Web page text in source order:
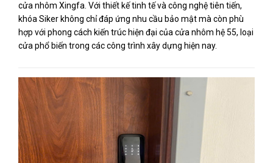
cửa nhôm Xingfa. Với thiết kế tinh tế và công nghệ tiên tiến,
khóa Siker không chỉ đáp ứng nhu cầu bảo mật mà còn phù
hợp với phong cách kiến trúc hiện đại của cửa nhôm hệ 55, loại
cửa phổ biến trong các công trình xây dựng hiện nay.